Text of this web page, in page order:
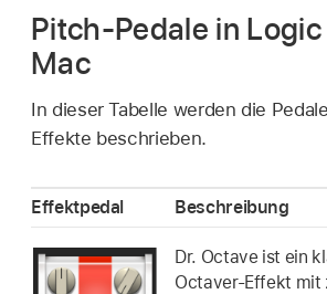
Pitch-Pedale in Logic
Mac
In dieser Tabelle werden die
Effekte beschrieben.
Effektpedal Beschreibung
Dr. Octave ist ein
Octaver-Effekt mit